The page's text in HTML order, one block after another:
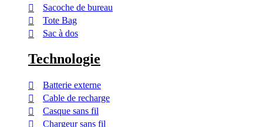
Sacoche de bureau
Tote Bag
Sac à dos
Technologie
Batterie externe
Cable de recharge
Casque sans fil
Chargeur sans fil